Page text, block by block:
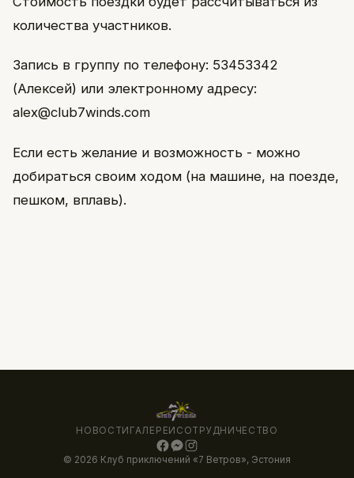
количества участников.
Запись в группу по телефону: 53453342
(Алексей) или электронному адресу:
alex@club7winds.com
Если есть желание и возможность - можно
добираться своим ходом (на машине, на поезде,
пешком, вплавь).
НОВОСТИ ГАЛЕРЕИ СОТРУДНИЧЕСТВО
© 2026 Клуб приключений «7 Ветров», Эстония